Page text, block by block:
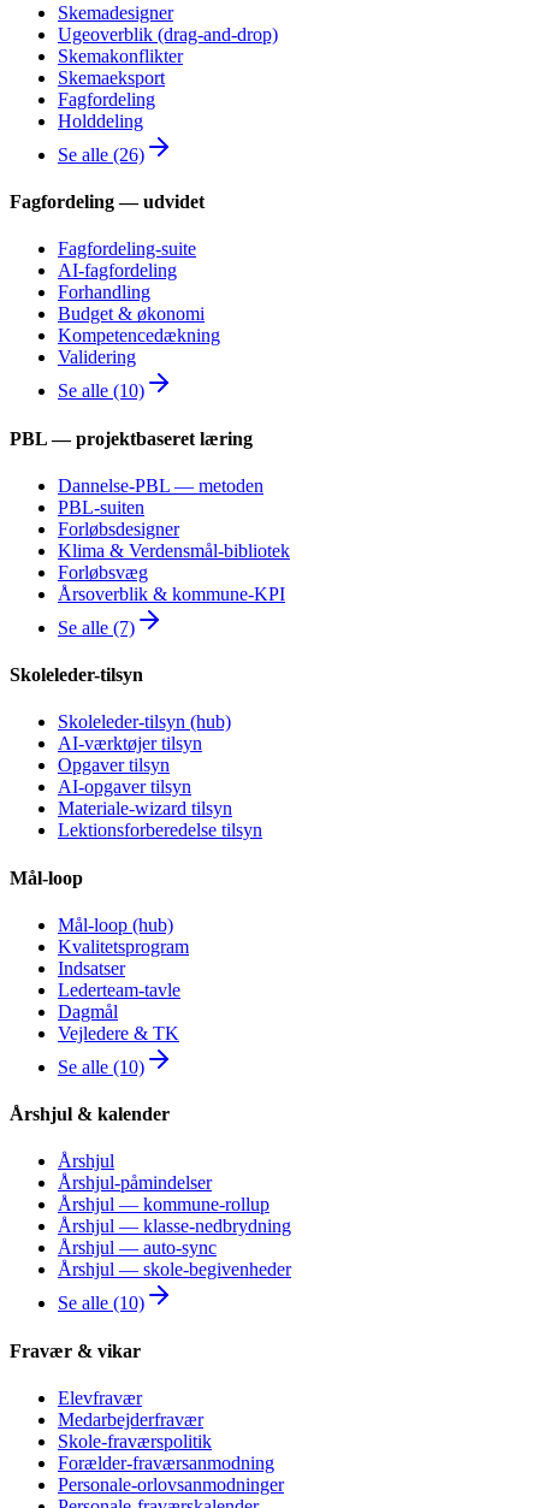
Skemadesigner
Ugeoverblik (drag-and-drop)
Skemakonflikter
Skemaeksport
Fagfordeling
Holddeling
Se alle (26)
Fagfordeling — udvidet
Fagfordeling-suite
AI-fagfordeling
Forhandling
Budget & økonomi
Kompetencedækning
Validering
Se alle (10)
PBL — projektbaseret læring
Dannelse-PBL — metoden
PBL-suiten
Forløbsdesigner
Klima & Verdensmål-bibliotek
Forløbsvæg
Årsoverblik & kommune-KPI
Se alle (7)
Skoleleder-tilsyn
Skoleleder-tilsyn (hub)
AI-værktøjer tilsyn
Opgaver tilsyn
AI-opgaver tilsyn
Materiale-wizard tilsyn
Lektionsforberedelse tilsyn
Mål-loop
Mål-loop (hub)
Kvalitetsprogram
Indsatser
Lederteam-tavle
Dagmål
Vejledere & TK
Se alle (10)
Årshjul & kalender
Årshjul
Årshjul-påmindelser
Årshjul — kommune-rollup
Årshjul — klasse-nedbrydning
Årshjul — auto-sync
Årshjul — skole-begivenheder
Se alle (10)
Fravær & vikar
Elevfravær
Medarbejderfravær
Skole-fraværspolitik
Forælder-fraværsanmodning
Personale-orlovsanmodninger